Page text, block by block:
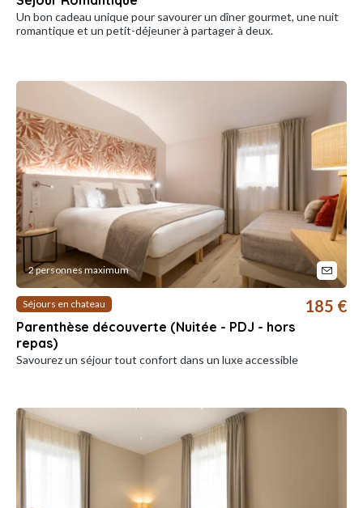
Un bon cadeau unique pour savourer un dîner gourmet, une nuit
romantique et un petit-déjeuner à partager à deux.
2 personnes maximum
Séjours en chateau
Parenthèse découverte (Nuitée - PDJ - hors
repas)
185 €
Savourez un séjour tout confort dans un luxe accessible